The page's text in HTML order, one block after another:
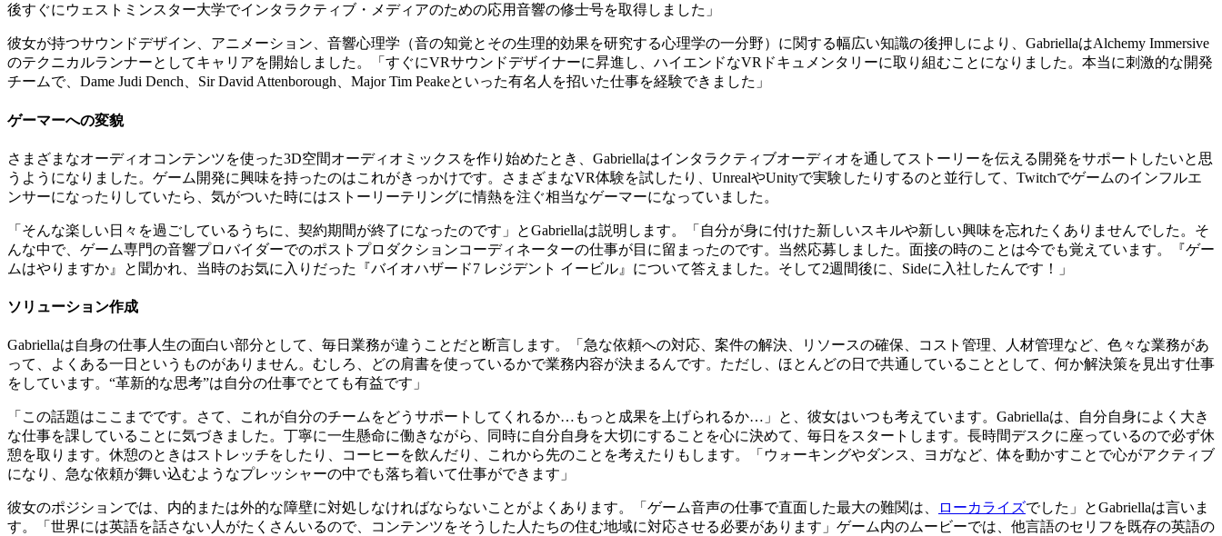
後すぐにウェストミンスター大学でインタラクティブ・メディアのための応用音響の修士号を取得しました」
彼女が持つサウンドデザイン、アニメーション、音響心理学（音の知覚とその生理的効果を研究する心理学の一分野）に関する幅広い知識の後押しにより、GabriellaはAlchemy Immersive
のテクニカルランナーとしてキャリアを開始しました。「すぐにVRサウンドデザイナーに昇進し、ハイエンドなVRドキュメンタリーに取り組むことになりました。本当に刺激的な開発
チームで、Dame Judi Dench、Sir David Attenborough、Major Tim Peakeといった有名人を招いた仕事を経験できました」
ゲーマーへの変貌
さまざまなオーディオコンテンツを使った3D空間オーディオミックスを作り始めたとき、Gabriellaはインタラクティブオーディオを通してストーリーを伝える開発をサポートしたいと思
うようになりました。ゲーム開発に興味を持ったのはこれがきっかけです。さまざまなVR体験を試したり、UnrealやUnityで実験したりするのと並行して、Twitchでゲームのインフルエ
ンサーになったりしていたら、気がついた時にはストーリーテリングに情熱を注ぐ相当なゲーマーになっていました。
「そんな楽しい日々を過ごしているうちに、契約期間が終了になったのです」とGabriellaは説明します。「自分が身に付けた新しいスキルや新しい興味を忘れたくありませんでした。そ
んな中で、ゲーム専門の音響プロバイダーでのポストプロダクションコーディネーターの仕事が目に留まったのです。当然応募しました。面接の時のことは今でも覚えています。『ゲー
ムはやりますか』と聞かれ、当時のお気に入りだった『バイオハザード7 レジデント イービル』について答えました。そして2週間後に、Sideに入社したんです！」
ソリューション作成
Gabriellaは自身の仕事人生の面白い部分として、毎日業務が違うことだと断言します。「急な依頼への対応、案件の解決、リソースの確保、コスト管理、人材管理など、色々な業務があ
って、よくある一日というものがありません。むしろ、どの肩書を使っているかで業務内容が決まるんです。ただし、ほとんどの日で共通していることとして、何か解決策を見出す仕事
をしています。“革新的な思考”は自分の仕事でとても有益です」
「この話題はここまでです。さて、これが自分のチームをどうサポートしてくれるか…もっと成果を上げられるか…」と、彼女はいつも考えています。Gabriellaは、自分自身によく大き
な仕事を課していることに気づきました。丁寧に一生懸命に働きながら、同時に自分自身を大切にすることを心に決めて、毎日をスタートします。長時間デスクに座っているので必ず休
憩を取ります。休憩のときはストレッチをしたり、コーヒーを飲んだり、これから先のことを考えたりもします。「ウォーキングやダンス、ヨガなど、体を動かすことで心がアクティブ
になり、急な依頼が舞い込むようなプレッシャーの中でも落ち着いて仕事ができます」
彼女のポジションでは、内的または外的な障壁に対処しなければならないことがよくあります。「ゲーム音声の仕事で直面した最大の難関は、 ローカライズでした」とGabriellaは言いま
す。「世界には英語を話さない人がたくさんいるので、コンテンツをそうした人たちの住む地域に対応させる必要があります」ゲーム内のムービーでは、他言語のセリフを既存の英語の